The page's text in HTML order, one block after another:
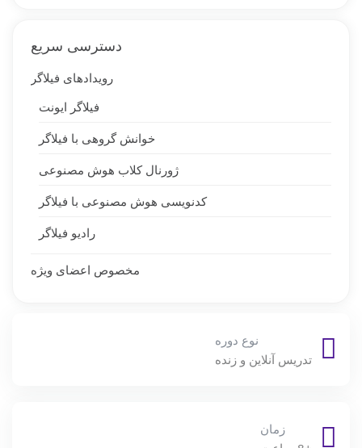
دسترسی سریع
رویدادهای فیلاگر
فیلاگر ایونت
خوانش گروهی با فیلاگر
ژورنال کلاب هوش مصنوعی
کدنویسی هوش مصنوعی با فیلاگر
رادیو فیلاگر
مخصوص اعضای ویژه
نوع دوره
تدریس آنلاین و زنده
زمان